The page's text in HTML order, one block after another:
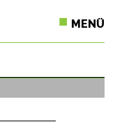
MENÜ